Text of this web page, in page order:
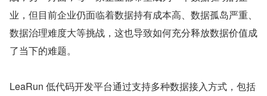
业，但目前企业仍面临着数据持有成本高、数据孤岛严重、
数据治理难度大等挑战，这也导致如何充分释放数据价值成
了当下的难题。
LeaRun 低代码开发平台通过支持多种数据接入方式，包括